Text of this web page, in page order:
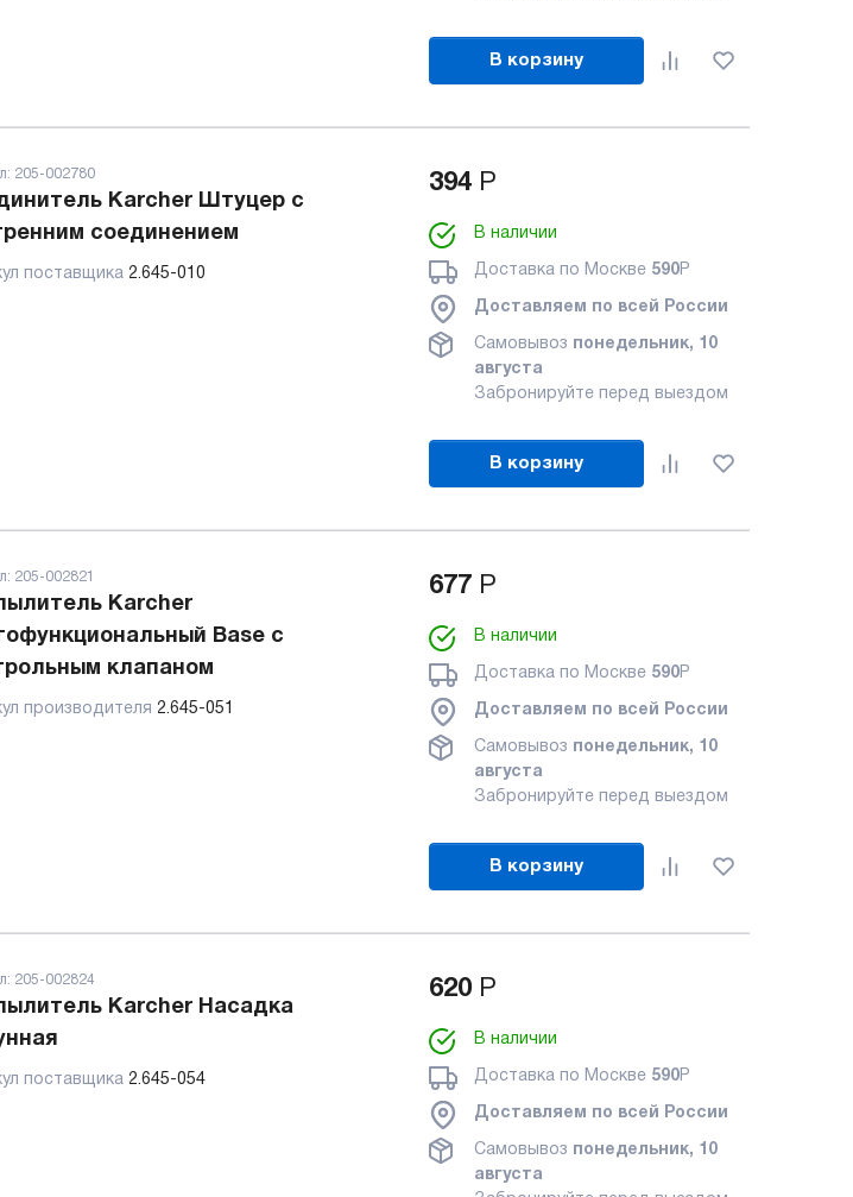
В корзину
205-002780
Karcher Штуцер с
соединением
поставщика 2.645-010
394 Р
В наличии
Доставка по Москве 590Р
Доставляем по всей России
Самовывоз понедельник, 10
августа
Забронируйте перед выездом
В корзину
205-002821
Karcher
Base с
клапаном
производителя 2.645-051
677 Р
В наличии
Доставка по Москве 590Р
Доставляем по всей России
Самовывоз понедельник, 10
августа
Забронируйте перед выездом
В корзину
205-002824
Karcher Насадка
поставщика 2.645-054
620 Р
В наличии
Доставка по Москве 590Р
Доставляем по всей России
Самовывоз понедельник, 10
августа